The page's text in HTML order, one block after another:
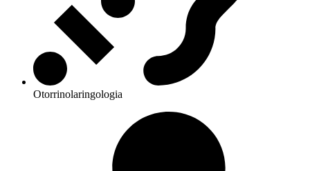
Otorrinolaringologia